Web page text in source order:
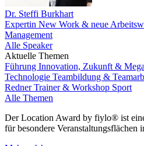
Dr. Steffi Burkhart
Expertin New Work & neue
Management
Alle Speaker
Aktuelle Themen
Führung Innovation, Zukunft &
Technologie Teambildung &
RednerTrainer & Workshop Sport
Alle Themen
Der Location Award by fiylo® ist
für besondere Veranstaltungsflächen